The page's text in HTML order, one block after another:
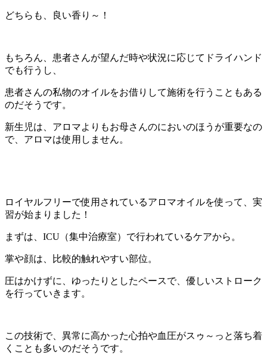
どちらも、良い香り～！
もちろん、患者さんが望んだ時や状況に応じてドライハンド
でも行うし、
患者さんの私物のオイルをお借りして施術を行うこともある
のだそうです。
新生児は、アロマよりもお母さんのにおいのほうが重要なの
で、アロマは使用しません。
ロイヤルフリーで使用されているアロマオイルを使って、実
習が始まりました！
まずは、ICU（集中治療室）で行われているケアから。
掌や顔は、比較的触れやすい部位。
圧はかけずに、ゆったりとしたペースで、優しいストローク
を行っていきます。
この技術で、異常に高かった心拍や血圧がスゥ～っと落ち着
くことも多いのだそうです。